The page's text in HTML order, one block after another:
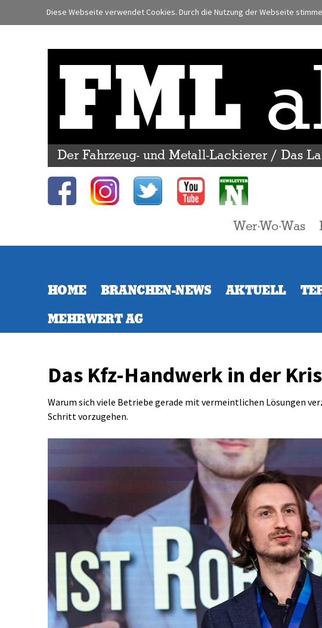
Diese Webseite verwendet Cookies. Durch die Nutzung der Webseite
FML
Der Fahrzeug- und Metall-Lackierer / Das
Wer·Wo·Was
HOME BRANCHEN-NEWS AKTUELL
MEHRWERT AG
Das Kfz-Handwerk in der
Warum sich viele Betriebe gerade mit vermeintlichen Lösungen
Schritt vorzugehen.